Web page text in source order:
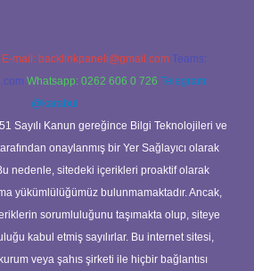
E-mail: backlinkpaneli@gmail.com Teams:
Whatsapp: 0262 606 0 726 Telegram:
@karabul
Sayılı Kanun gereğince Bilgi Teknolojileri ve
onaylanmış bir Yer Sağlayıcı olarak
nedenle, sitedeki içerikleri proaktif olarak
yükümlülüğümüz bulunmamaktadır. Ancak,
sorumluluğunu taşımakta olup, siteye
kabul etmiş sayılırlar. Bu internet sitesi,
veya şahıs şirketi ile hiçbir bağlantısı